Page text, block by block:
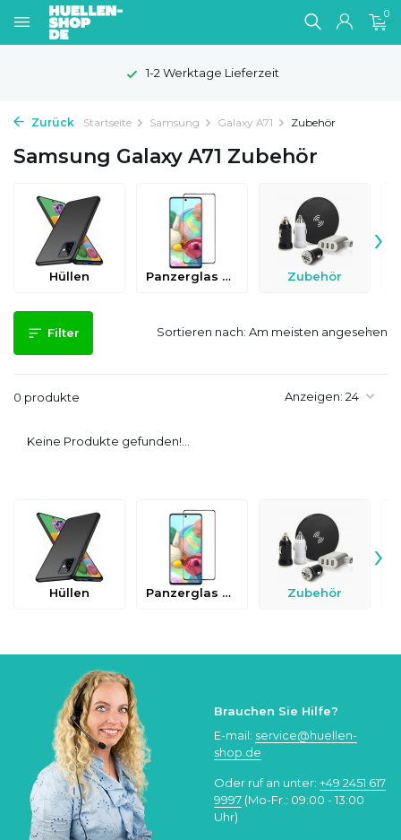
0
1-2 Werktage Lieferzeit
Zurück Startseite Samsung Galaxy A71 Zubehör
Samsung Galaxy A71 Zubehör
Hüllen Panzerglas & Schutzfolien Zubehör
›
Filter
0 produkte Anzeigen:
Sortieren nach:
Keine Produkte gefunden!...
Hüllen Panzerglas & Schutzfolien Zubehör
›
Brauchen Sie Hilfe?
E-mail: service@huellen-
shop.de
Oder ruf an unter: +49 2451 617
9997 (Mo-Fr.: 09:00 - 13:00
Uhr)